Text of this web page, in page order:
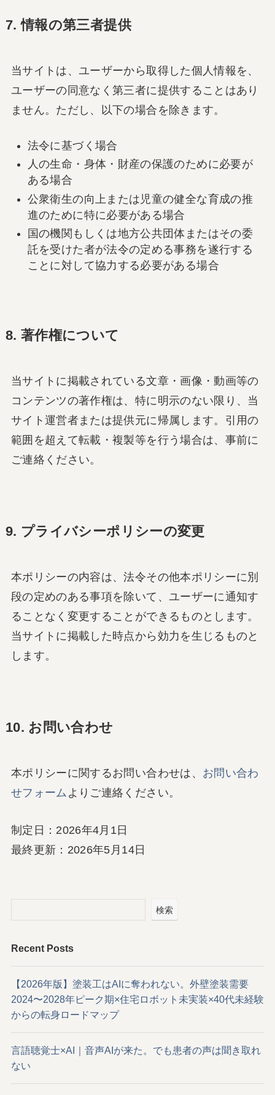
7. 情報の第三者提供
当サイトは、ユーザーから取得した個人情報を、
ユーザーの同意なく第三者に提供することはあり
ません。ただし、以下の場合を除きます。
法令に基づく場合
人の生命・身体・財産の保護のために必要が
ある場合
公衆衛生の向上または児童の健全な育成の推
進のために特に必要がある場合
国の機関もしくは地方公共団体またはその委
託を受けた者が法令の定める事務を遂行する
ことに対して協力する必要がある場合
8. 著作権について
当サイトに掲載されている文章・画像・動画等の
コンテンツの著作権は、特に明示のない限り、当
サイト運営者または提供元に帰属します。引用の
範囲を超えて転載・複製等を行う場合は、事前に
ご連絡ください。
9. プライバシーポリシーの変更
本ポリシーの内容は、法令その他本ポリシーに別
段の定めのある事項を除いて、ユーザーに通知す
ることなく変更することができるものとします。
当サイトに掲載した時点から効力を生じるものと
します。
10. お問い合わせ
本ポリシーに関するお問い合わせは、 お問い合わ
せフォーム よりご連絡ください。
制定日：2026年4月1日
最終更新：2026年5月14日
検索
Recent Posts
【2026年版】塗装工はAIに奪われない。外壁塗装需要
2024〜2028年ピーク期×住宅ロボット未実装×40代未経験
からの転身ロードマップ
言語聴覚士×AI｜音声AIが来た。でも患者の声は聞き取れ
ない